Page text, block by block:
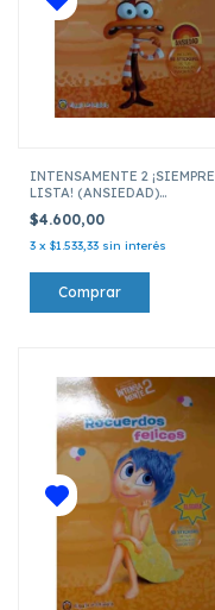
INTENSAMENTE 2 ¡SIEMPRE
LISTA! (ANSIEDAD)
$4.600,00
3 x $1.533,33 sin interés